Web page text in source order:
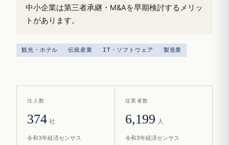
中小企業は第三者承継・M&Aを早期検討するメリッ
トがあります。
観光・ホテル 伝統産業 IT・ソフトウェア 製造業
法人数
374 社
令和3年経済センサス
従業者数
6,199 人
令和3年経済センサス